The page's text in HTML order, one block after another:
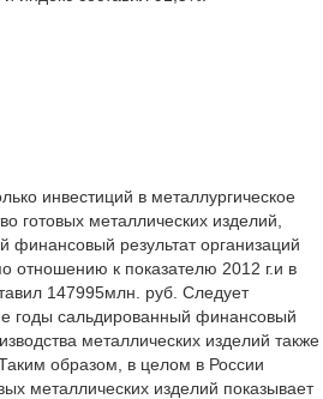
инвестиций в металлургическое
готовых металлических изделий,
финансовый результат организаций
отношению к показателю 2012 г.и в
147995млн. руб. Следует
годы сальдированный финансовый
металлических изделий также
образом, в целом в России
металлических изделий показывает